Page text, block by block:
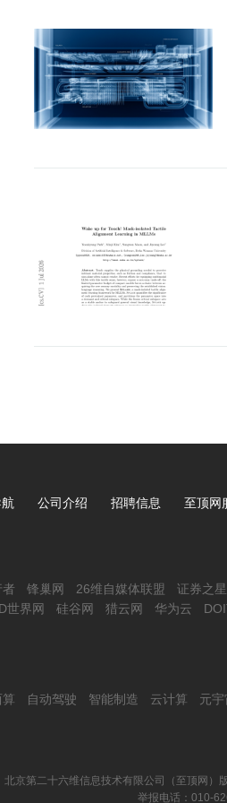
AI走进真实世界之后
公司介绍 招聘信息 至顶网
锋巢网 26维自媒体联盟
证券之星
世界网 硅谷网 猎云网 华为云
自动驾驶 智能制造 云计算 元宇
北京第二十六维信息技术有限公司（至顶网）
举报电话：010-